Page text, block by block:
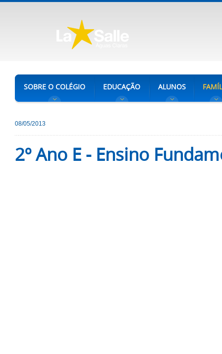
SOBRE O COLÉGIO EDUCAÇÃO ALUNOS
08/05/2013
2º Ano E - Ensino